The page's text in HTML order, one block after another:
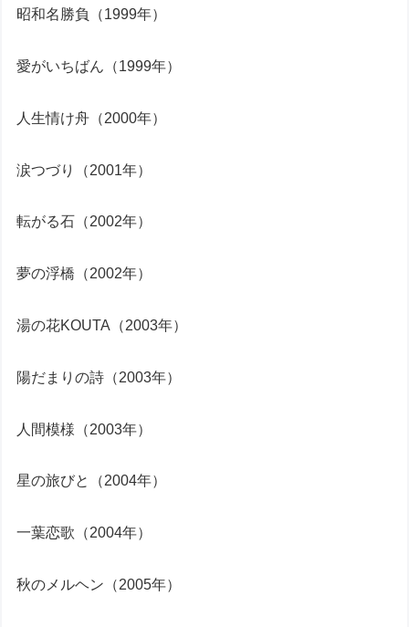
昭和名勝負（1999年）
愛がいちばん（1999年）
人生情け舟（2000年）
涙つづり（2001年）
転がる石（2002年）
夢の浮橋（2002年）
湯の花KOUTA（2003年）
陽だまりの詩（2003年）
人間模様（2003年）
星の旅びと（2004年）
一葉恋歌（2004年）
秋のメルヘン（2005年）